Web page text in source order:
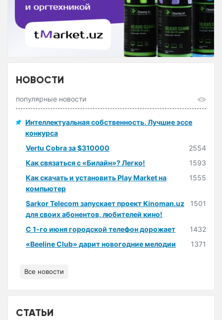
НОВОСТИ
популярные новости
Интеллектуальная собственность. Лучшие эссе
конкурса
Vertu Cobra за $310000
2554
Как связаться с «Билайн»? Легко!
1593
Как скачать и установить Play Market на
компьютер
1555
Sarkor Telecom запускает проект Kinoman.uz
для своих абонентов, любителей кино!
1501
С 1-го июня городской телефон дорожает
1432
«Beeline Club» дарит новогодние мелодии
1371
Все новости
СТАТЬИ